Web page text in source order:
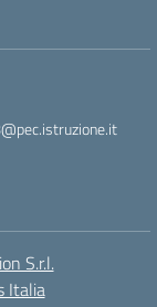
S.r.l.
Italia